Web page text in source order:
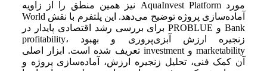
مورد AquaInvest Platform نیز همین منطق را از زاویه
آماده‌سازی پروژه توضیح می‌دهد. این پلتفرم با نقش World
Bank و PROBLUE برای بررسی رشد اقتصادی پایدار در
زنجیره ارزش آبزی‌پروری و بهبود profitability،
marketability و investment تعریف شده است. ابزار اصلی
آن کمک فنی، تحلیل زنجیره ارزش، آماده‌سازی پروژه و